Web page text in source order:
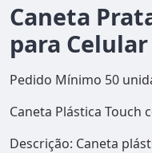
Caneta
para
Pedido Mínimo 50
Caneta Plástica Touch
Descrição: Caneta